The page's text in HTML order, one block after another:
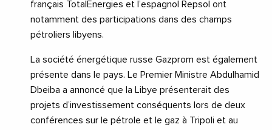
français TotalEnergies et l’espagnol Repsol ont
notamment des participations dans des champs
pétroliers libyens.
La société énergétique russe Gazprom est également
présente dans le pays. Le Premier Ministre Abdulhamid
Dbeiba a annoncé que la Libye présenterait des
projets d’investissement conséquents lors de deux
conférences sur le pétrole et le gaz à Tripoli et au